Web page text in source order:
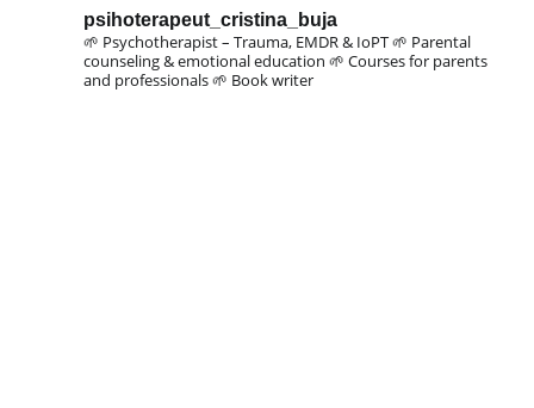
psihoterapeut_cristina_buja
🌱 Psychotherapist – Trauma, EMDR & IoPT🌱 Parental
counseling & emotional education 🌱 Courses for parents
and professionals🌱 Book writer